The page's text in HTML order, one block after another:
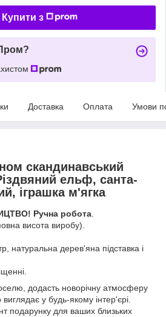
Купити з
Доставка Оплата Умови
скандинавський
ельф, санта-
іграшка м'ягка
Ручна робота.
висота виробу).
натуральна дерев'яна підставка і
додасть новорічну атмосферу
у будь-якому інтер'єрі.
подарунку для ваших близьких